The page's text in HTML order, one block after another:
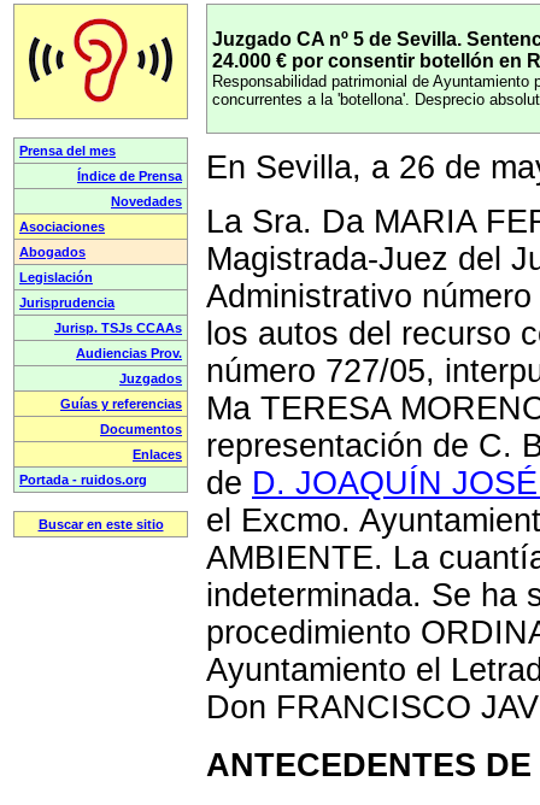
Juzgado CA nº 5 de Sevilla.
24.000 € por consentir botellón en
Responsabilidad patrimonial de
concurrentes a la 'botellona'. Desprecio
En Sevilla, a 26 de
La Sra. Da MARIA
Magistrada-Juez del
Administrativo
los autos del recurso
número 727/05,
Ma TERESA
representación de C.
de D. JOAQUÍN
el Excmo.
AMBIENTE. La
indeterminada. Se ha
procedimiento
Ayuntamiento el
Don FRANCISCO
ANTECEDENTES